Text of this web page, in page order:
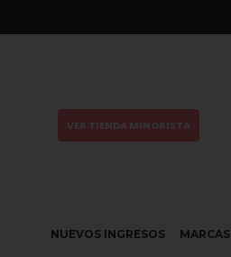
NUEVOS INGRESOS MARCAS
VER TIENDA MINORISTA